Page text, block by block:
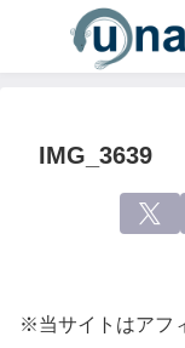
IMG_3639
※当サイトはアフ